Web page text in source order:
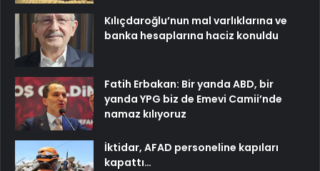
Kılıçdaroğlu’nun mal varlıklarına ve
banka hesaplarına haciz konuldu
Fatih Erbakan: Bir yanda ABD, bir
yanda YPG biz de Emevi Camii’nde
namaz kılıyoruz
İktidar, AFAD personeline kapıları
kapattı…